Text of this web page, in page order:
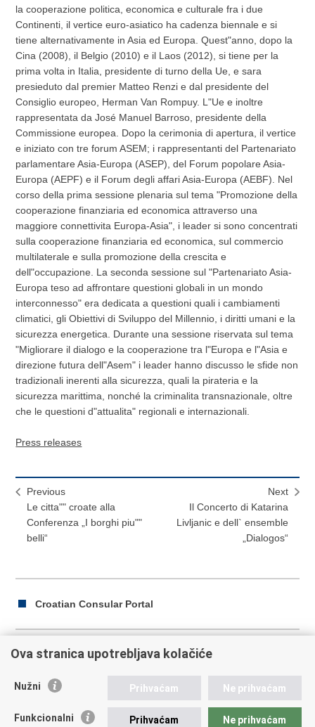
la cooperazione politica, economica e culturale fra i due
Continenti, il vertice euro-asiatico ha cadenza biennale e si
tiene alternativamente in Asia ed Europa. Quest"anno, dopo la
Cina (2008), il Belgio (2010) e il Laos (2012), si tiene per la
prima volta in Italia, presidente di turno della Ue, e sara
presieduto dal premier Matteo Renzi e dal presidente del
Consiglio europeo, Herman Van Rompuy. L"Ue e inoltre
rappresentata da José Manuel Barroso, presidente della
Commissione europea. Dopo la cerimonia di apertura, il vertice
e iniziato con tre forum ASEM; i rappresentanti del Partenariato
parlamentare Asia-Europa (ASEP), del Forum popolare Asia-
Europa (AEPF) e il Forum degli affari Asia-Europa (AEBF). Nel
corso della prima sessione plenaria sul tema "Promozione della
cooperazione finanziaria ed economica attraverso una
maggiore connettivita Europa-Asia", i leader si sono concentrati
sulla cooperazione finanziaria ed economica, sul commercio
multilaterale e sulla promozione della crescita e
dell"occupazione. La seconda sessione sul "Partenariato Asia-
Europa teso ad affrontare questioni globali in un mondo
interconnesso" era dedicata a questioni quali i cambiamenti
climatici, gli Obiettivi di Sviluppo del Millennio, i diritti umani e la
sicurezza energetica. Durante una sessione riservata sul tema
"Migliorare il dialogo e la cooperazione tra l"Europa e l"Asia e
direzione futura dell"Asem" i leader hanno discusso le sfide non
tradizionali inerenti alla sicurezza, quali la pirateria e la
sicurezza marittima, nonché la criminalita transnazionale, oltre
che le questioni d"attualita" regionali e internazionali.
Press releases
Previous
Le citta"" croate alla
Conferenza „I borghi piu""
belli“
Next
Il Concerto di Katarina
Livljanic e dell` ensemble
„Dialogos“
Croatian Consular Portal
this
on
Ministero degli Affari Esteri ed Europei della Repubblica di
Ova stranica upotrebljava kolačiće
Nužni Prihvaćam Ne prihvaćam
Funkcionalni Prihvaćam Ne prihvaćam